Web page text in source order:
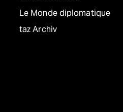
Le Monde diplomatique
taz Archiv